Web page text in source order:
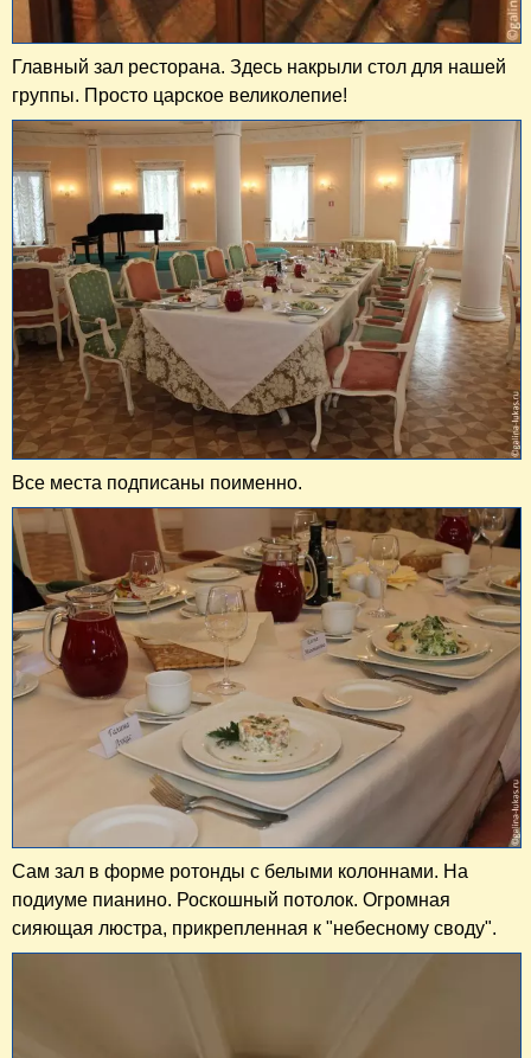
Главный зал ресторана. Здесь накрыли стол для нашей
группы. Просто царское великолепие!
Все места подписаны поименно.
Сам зал в форме ротонды с белыми колоннами. На
подиуме пианино. Роскошный потолок. Огромная
сияющая люстра, прикрепленная к "небесному своду".